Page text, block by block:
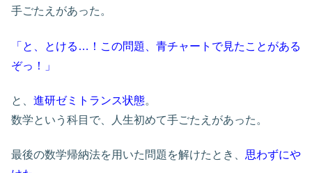
手ごたえがあった。
「と、とける…！この問題、青チャートで見たことがある
ぞっ！」
と、 進研ゼミトランス状態。
数学という科目で、人生初めて手ごたえがあった。
最後の数学帰納法を用いた問題を解けたとき、 思わずにや